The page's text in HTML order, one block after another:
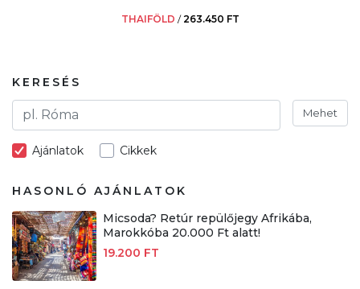
THAIFÖLD /263.450 FT
KERESÉS
Mehet
Ajánlatok Cikkek
HASONLÓ AJÁNLATOK
Micsoda? Retúr repülőjegy Afrikába,
Marokkóba 20.000 Ft alatt!
19.200 FT